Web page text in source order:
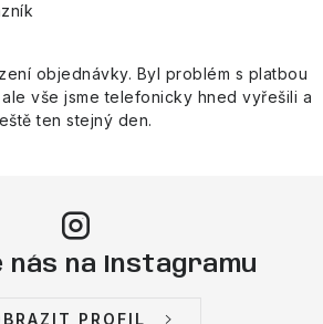
objednávky. Byl problém s platbou
vše jsme telefonicky hned vyřešili a
ten stejný den.
nás na Instagramu
PROFIL